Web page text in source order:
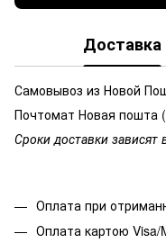
Доставка
Самовывоз из Новой
Почтомат Новая пошта
Сроки доставки зависят
Оплата при
Оплата картою Visa/